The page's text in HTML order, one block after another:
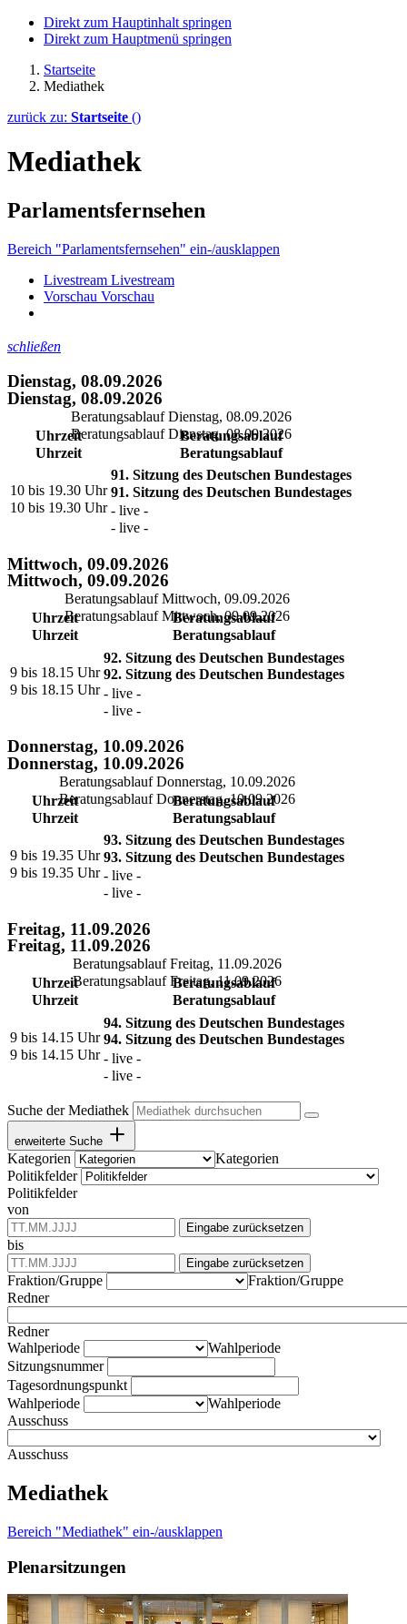
Direkt zum Hauptinhalt springen
Direkt zum Hauptmenü springen
Startseite
Mediathek
zurück zu: Startseite ()
Mediathek
Parlamentsfernsehen
Bereich "Parlamentsfernsehen" ein-/ausklappen
Livestream Livestream
Vorschau Vorschau
schließen
Dienstag, 08.09.2026
Beratungsablauf Dienstag, 08.09.2026
Uhrzeit
Beratungsablauf
10 bis 19.30 Uhr
91. Sitzung des Deutschen Bundestages
- live -
Mittwoch, 09.09.2026
Beratungsablauf Mittwoch, 09.09.2026
Uhrzeit
Beratungsablauf
9 bis 18.15 Uhr
92. Sitzung des Deutschen Bundestages
- live -
Donnerstag, 10.09.2026
Beratungsablauf Donnerstag, 10.09.2026
Uhrzeit
Beratungsablauf
9 bis 19.35 Uhr
93. Sitzung des Deutschen Bundestages
- live -
Freitag, 11.09.2026
Beratungsablauf Freitag, 11.09.2026
Uhrzeit
Beratungsablauf
9 bis 14.15 Uhr
94. Sitzung des Deutschen Bundestages
- live -
Dienstag, 08.09.2026
Beratungsablauf Dienstag, 08.09.2026
Uhrzeit
Beratungsablauf
10 bis 19.30 Uhr
91. Sitzung des Deutschen Bundestages
- live -
Mittwoch, 09.09.2026
Beratungsablauf Mittwoch, 09.09.2026
Uhrzeit
Beratungsablauf
9 bis 18.15 Uhr
92. Sitzung des Deutschen Bundestages
- live -
Donnerstag, 10.09.2026
Beratungsablauf Donnerstag, 10.09.2026
Uhrzeit
Beratungsablauf
9 bis 19.35 Uhr
93. Sitzung des Deutschen Bundestages
- live -
Freitag, 11.09.2026
Beratungsablauf Freitag, 11.09.2026
Uhrzeit
Beratungsablauf
9 bis 14.15 Uhr
94. Sitzung des Deutschen Bundestages
- live -
Suche der Mediathek
erweiterte Suche
Kategorien
Kategorien
Politikfelder
Politikfelder
von
Eingabe zurücksetzen
bis
Eingabe zurücksetzen
Fraktion/Gruppe
Fraktion/Gruppe
Redner
Redner
Wahlperiode
Wahlperiode
Sitzungsnummer
Tagesordnungspunkt
Wahlperiode
Wahlperiode
Ausschuss
Ausschuss
Mediathek
Bereich "Mediathek" ein-/ausklappen
Plenarsitzungen